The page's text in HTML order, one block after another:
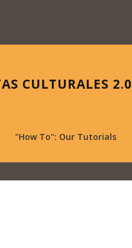
CULTURALES 2.0
"How To": Our Tutorials